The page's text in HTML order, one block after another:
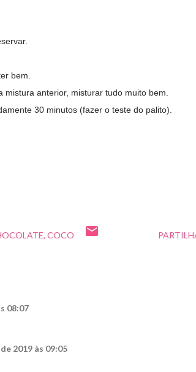
bem.
anterior, misturar tudo muito bem.
30 minutos (fazer o teste do palito).
COCO
08:07
2019 às 09:05